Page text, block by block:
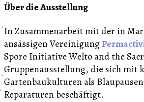
Über die Ausstellung
In Zusammenarbeit mit der in
ansässigen Vereinigung
Spore Initiative Welto and the
Gruppenausstellung, die sich mit
Gartenbaukulturen als
Reparaturen beschäftigt.